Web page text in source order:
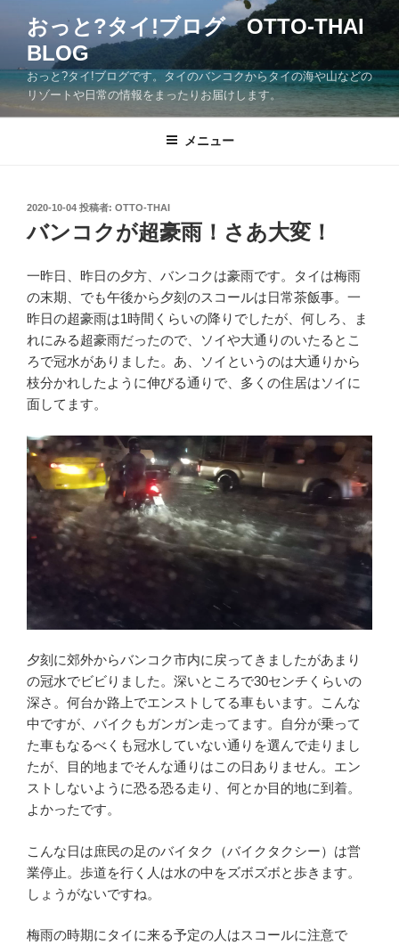
ン
ツ
へ
おっと?タイ!ブログ OTTO-THAI
BLOG
おっと?タイ!ブログです。タイのバンコクからタイの海や山などの
リゾートや日常の情報をまったりお届けします。
メニュー
投
日:
2020-10-04 投稿者: OTTO-THAI
バンコクが超豪雨！さあ大変！
一昨日、昨日の夕方、バンコクは豪雨です。タイは梅雨
の末期、でも午後から夕刻のスコールは日常茶飯事。一
昨日の超豪雨は1時間くらいの降りでしたが、何しろ、ま
れにみる超豪雨だったので、ソイや大通りのいたるとこ
ろで冠水がありました。あ、ソイというのは大通りから
枝分かれしたように伸びる通りで、多くの住居はソイに
面してます。
夕刻に郊外からバンコク市内に戻ってきましたがあまり
の冠水でビビりました。深いところで30センチくらいの
深さ。何台か路上でエンストしてる車もいます。こんな
中ですが、バイクもガンガン走ってます。自分が乗って
た車もなるべくも冠水していない通りを選んで走りまし
たが、目的地までそんな通りはこの日ありません。エン
ストしないように恐る恐る走り、何とか目的地に到着。
よかったです。
こんな日は庶民の足のバイタク（バイクタクシー）は営
業停止。歩道を行く人は水の中をズボズボと歩きます。
しょうがないですね。
梅雨の時期にタイに来る予定の人はスコールに注意で